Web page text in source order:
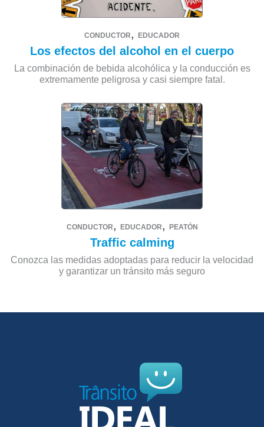
CONDUCTOR, EDUCADOR
Los efectos del alcohol en el cuerpo
La combinación de bebida alcohólica y la conducción es
extremamente peligrosa y casi siempre fatal.
CONDUCTOR, EDUCADOR, PEATÓN
Traffic calming
Conozca las medidas adoptadas para reducir la velocidad
y garantizar un tránsito más seguro